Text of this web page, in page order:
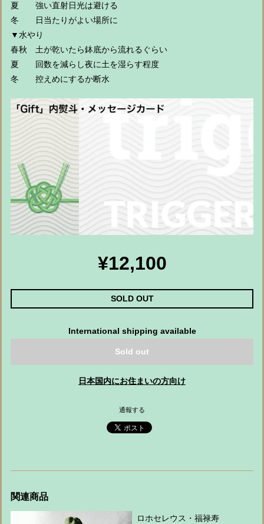
夏 強い直射日光は避ける
冬 日当たりがよい場所に
▼水やり
春秋 土が乾いたら鉢底から流れるぐらい
夏 回数を減らし夜に土を湿らす程度
冬 控えめにするか断水
¥12,100
SOLD OUT
International shipping available
Sold out
日本国内にお住まいの方向け
通報する
関連商品
ロホセレウス・福禄寿